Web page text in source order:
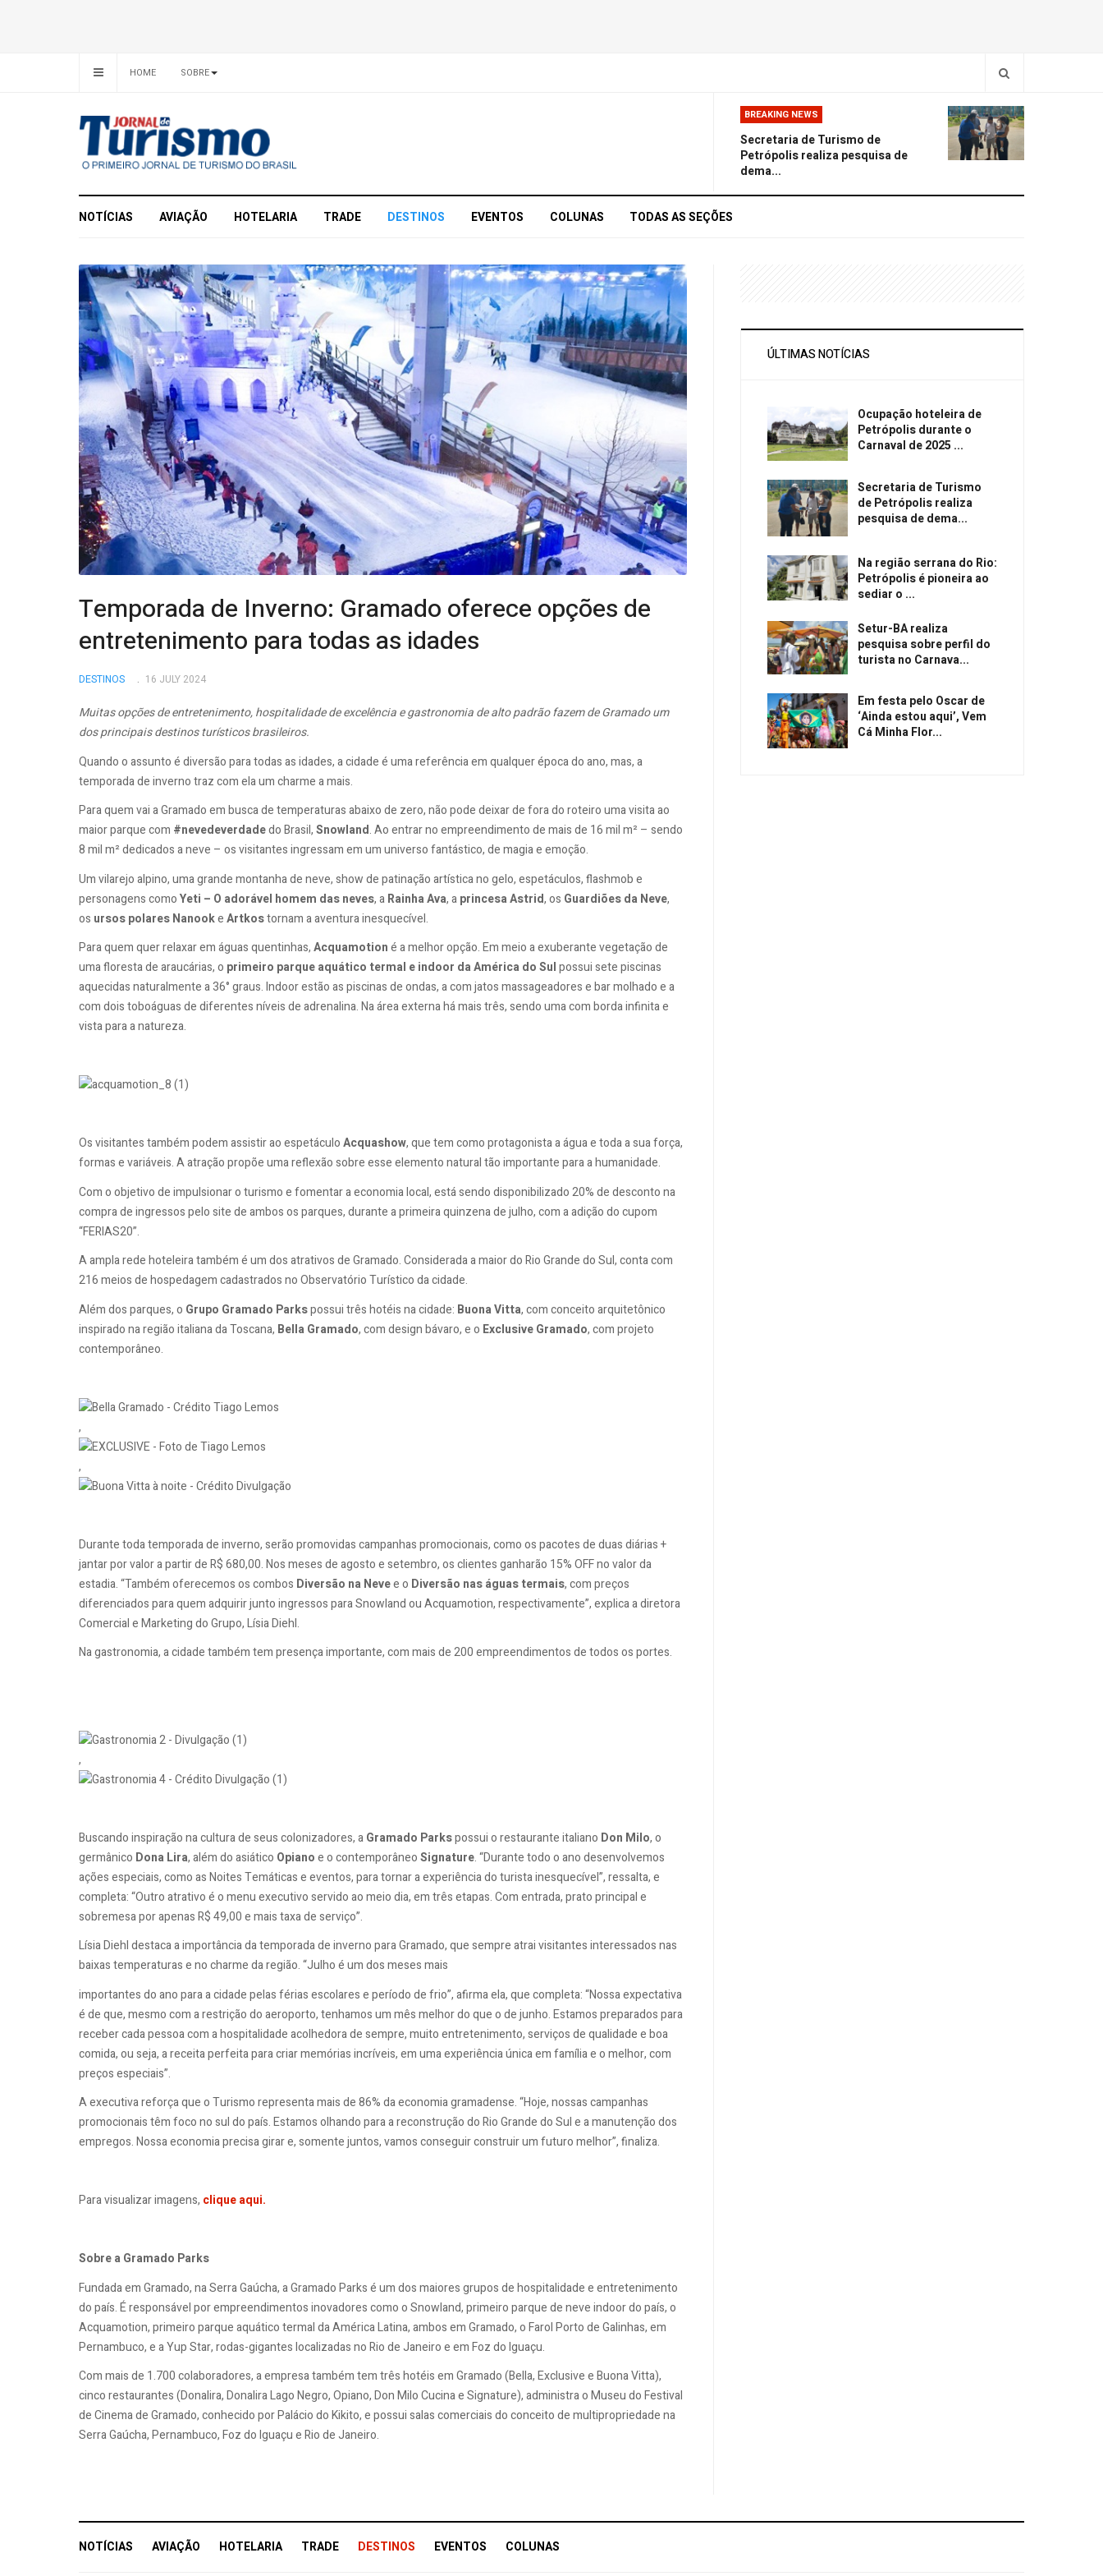
HOME SOBRE
BREAKING NEWS
Secretaria de Turismo de
Petrópolis realiza pesquisa de
dema...
NOTÍCIAS AVIAÇÃO HOTELARIA TRADE DESTINOS EVENTOS COLUNAS TODAS AS SEÇÕES
Temporada de Inverno: Gramado oferece opções de
entretenimento para todas as idades
DESTINOS 16 JULY 2024
Muitas opções de entretenimento, hospitalidade de excelência e gastronomia de alto padrão fazem de Gramado um
dos principais destinos turísticos brasileiros.
Quando o assunto é diversão para todas as idades, a cidade é uma referência em qualquer época do ano, mas, a
temporada de inverno traz com ela um charme a mais.
Para quem vai a Gramado em busca de temperaturas abaixo de zero, não pode deixar de fora do roteiro uma visita ao
maior parque com #nevedeverdadedo Brasil,Snowland. Ao entrar no empreendimento de mais de 16 mil m² – sendo
8 mil m² dedicados a neve – os visitantes ingressam em um universo fantástico, de magia e emoção.
Um vilarejo alpino, uma grande montanha de neve, show de patinação artística no gelo, espetáculos, flashmob e
personagens comoYeti – O adorável homem das neves, aRainha Ava, aprincesa Astrid, os Guardiões da Neve,
os ursos polares NanookeArtkostornam a aventura inesquecível.
Para quem quer relaxar em águas quentinhas,Acquamotioné a melhor opção. Em meio a exuberante vegetação de
uma floresta de araucárias, o primeiro parque aquático termal e indoor da América do Sulpossui sete piscinas
aquecidas naturalmente a 36° graus. Indoor estão as piscinas de ondas, a com jatos massageadores e bar molhado e a
com dois toboáguas de diferentes níveis de adrenalina. Na área externa há mais três, sendo uma com borda infinita e
vista para a natureza.
Os visitantes também podem assistir ao espetáculoAcquashow, que tem como protagonista a água e toda a sua força,
formas e variáveis. A atração propõe uma reflexão sobre esse elemento natural tão importante para a humanidade.
Com o objetivo de impulsionar o turismo e fomentar a economia local, está sendo disponibilizado 20% de desconto na
compra de ingressos pelo site de ambos os parques, durante a primeira quinzena de julho, com a adição do cupom
“FERIAS20”.
A ampla rede hoteleira também é um dos atrativos de Gramado. Considerada a maior do Rio Grande do Sul, conta com
216 meios de hospedagem cadastrados no Observatório Turístico da cidade.
Além dos parques, o Grupo Gramado Parkspossui três hotéis na cidade: Buona Vitta, com conceito arquitetônico
inspirado na região italiana da Toscana, Bella Gramado, com design bávaro, e o Exclusive Gramado, com projeto
contemporâneo.
,
,
Durante toda temporada de inverno, serão promovidas campanhas promocionais, como os pacotes de duas diárias +
jantar por valor a partir de R$ 680,00. Nos meses de agosto e setembro, os clientes ganharão 15% OFF no valor da
estadia. “Também oferecemos os combos Diversão na Nevee o Diversão nas águas termais, com preços
diferenciados para quem adquirir junto ingressos para Snowland ou Acquamotion, respectivamente”, explica a diretora
Comercial e Marketing do Grupo, Lísia Diehl.
Na gastronomia, a cidade também tem presença importante, com mais de 200 empreendimentos de todos os portes.
,
Buscando inspiração na cultura de seus colonizadores, aGramado Parkspossui o restaurante italiano Don Milo, o
germânico Dona Lira, além do asiático Opianoe o contemporâneoSignature. “Durante todo o ano desenvolvemos
ações especiais, como as Noites Temáticas e eventos, para tornar a experiência do turista inesquecível”, ressalta, e
completa: “Outro atrativo é o menu executivo servido ao meio dia, em três etapas. Com entrada, prato principal e
sobremesa por apenas R$ 49,00 e mais taxa de serviço”.
Lísia Diehl destaca a importância da temporada de inverno para Gramado, que sempre atrai visitantes interessados nas
baixas temperaturas e no charme da região. “Julho é um dos meses mais
importantes do ano para a cidade pelas férias escolares e período de frio”, afirma ela, que completa: “Nossa expectativa
é de que, mesmo com a restrição do aeroporto, tenhamos um mês melhor do que o de junho. Estamos preparados para
receber cada pessoa com a hospitalidade acolhedora de sempre, muito entretenimento, serviços de qualidade e boa
comida, ou seja, a receita perfeita para criar memórias incríveis, em uma experiência única em família e o melhor, com
preços especiais”.
A executiva reforça que o Turismo representa mais de 86% da economia gramadense. “Hoje, nossas campanhas
promocionais têm foco no sul do país. Estamos olhando para a reconstrução do Rio Grande do Sul e a manutenção dos
empregos. Nossa economia precisa girar e, somente juntos, vamos conseguir construir um futuro melhor”, finaliza.
Para visualizar imagens, clique aqui.
Sobre a Gramado Parks
Fundada em Gramado, na Serra Gaúcha, a Gramado Parks é um dos maiores grupos de hospitalidade e entretenimento
do país. É responsável por empreendimentos inovadores como o Snowland, primeiro parque de neve indoor do país, o
Acquamotion, primeiro parque aquático termal da América Latina, ambos em Gramado, o Farol Porto de Galinhas, em
Pernambuco, e a Yup Star, rodas-gigantes localizadas no Rio de Janeiro e em Foz do Iguaçu.
Com mais de 1.700 colaboradores, a empresa também tem três hotéis em Gramado (Bella, Exclusive e Buona Vitta),
cinco restaurantes (Donalira, Donalira Lago Negro, Opiano, Don Milo Cucina e Signature), administra o Museu do Festival
de Cinema de Gramado, conhecido por Palácio do Kikito, e possui salas comerciais do conceito de multipropriedade na
Serra Gaúcha, Pernambuco, Foz do Iguaçu e Rio de Janeiro.
ÚLTIMAS NOTÍCIAS
Ocupação hoteleira de
Petrópolis durante o
Carnaval de 2025 ...
Secretaria de Turismo
de Petrópolis realiza
pesquisa de dema...
Na região serrana do Rio:
Petrópolis é pioneira ao
sediar o ...
Setur-BA realiza
pesquisa sobre perfil do
turista no Carnava...
Em festa pelo Oscar de
‘Ainda estou aqui’, Vem
Cá Minha Flor...
NOTÍCIAS AVIAÇÃO HOTELARIA TRADE DESTINOS EVENTOS COLUNAS